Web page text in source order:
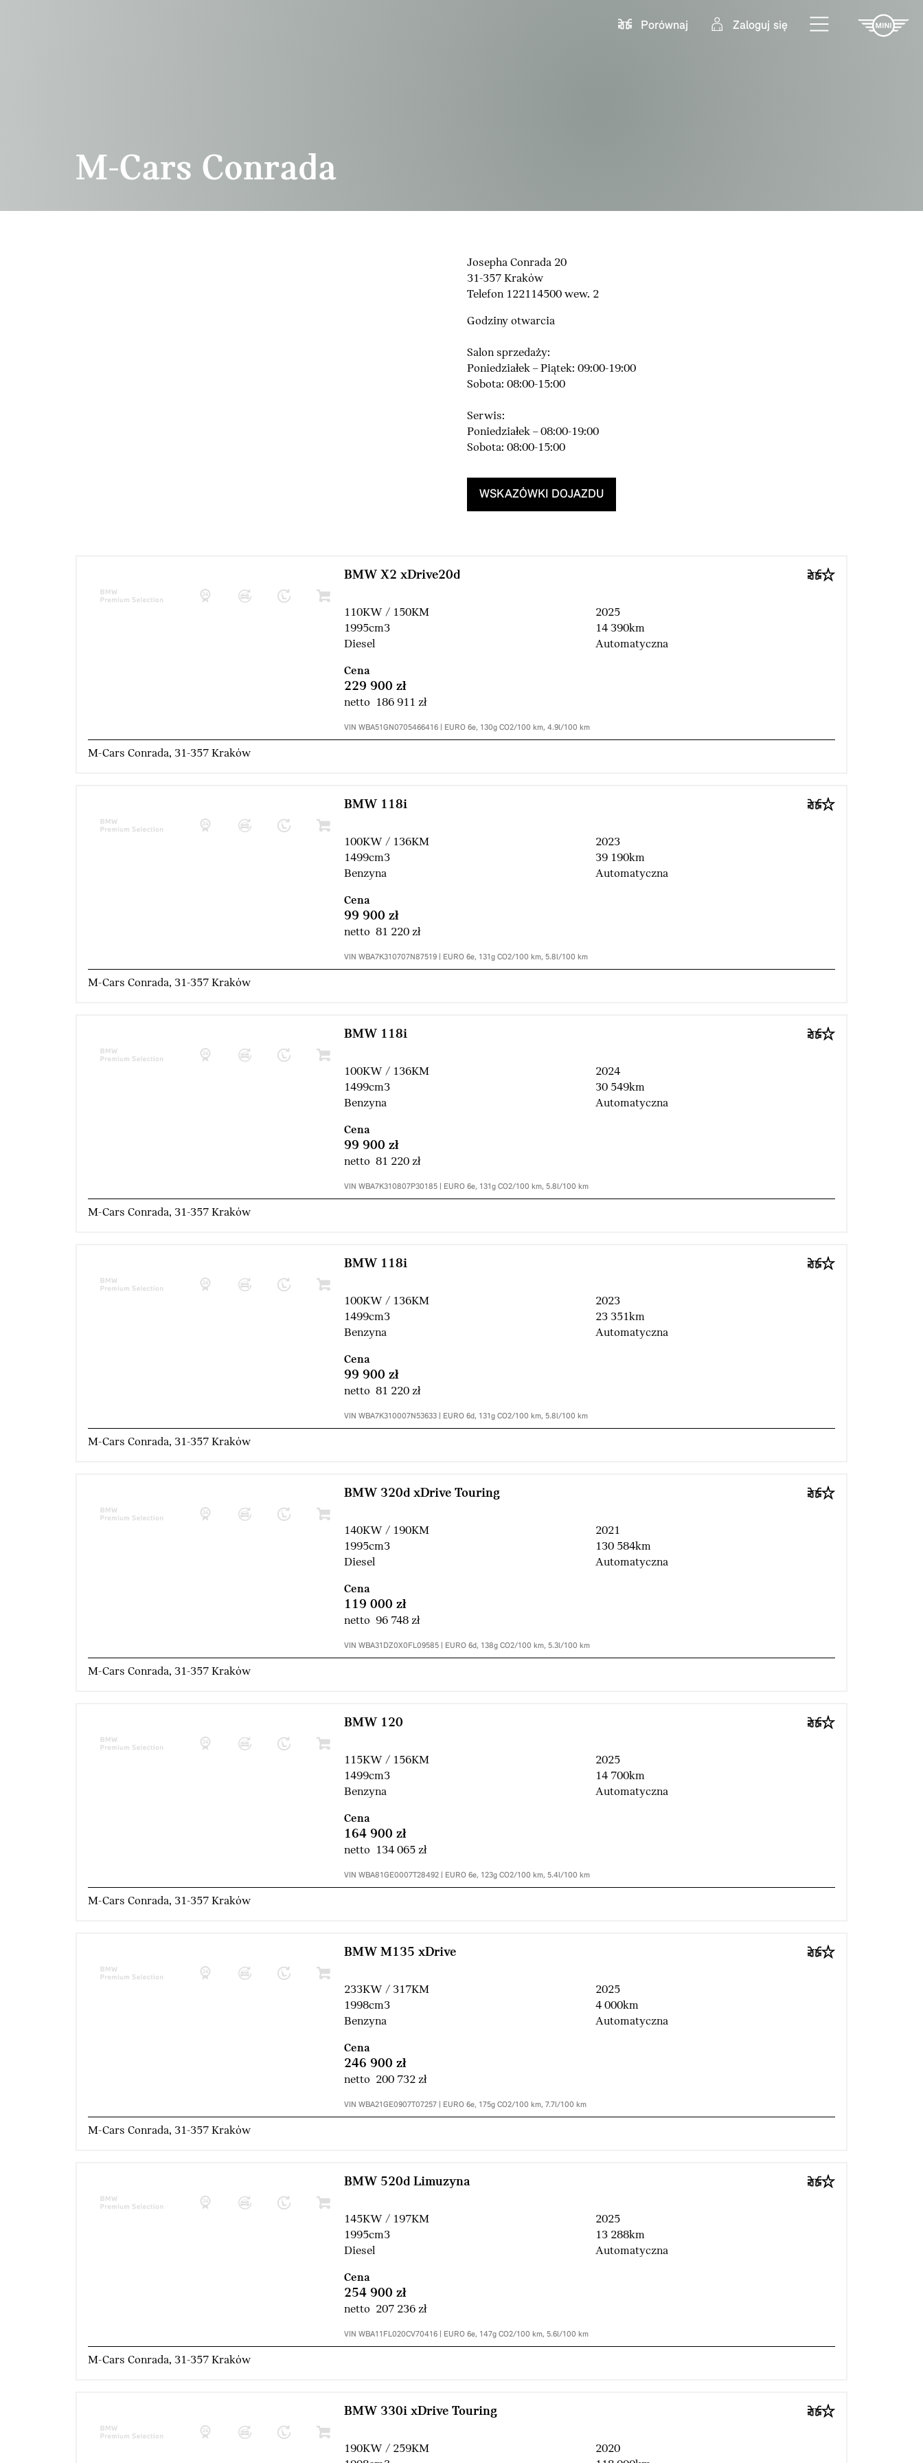
Porównaj
Zaloguj się
M-Cars Conrada
Josepha Conrada 20
31-357 Kraków
Telefon 122114500 wew. 2
Godziny otwarcia
Salon sprzedaży:
Poniedziałek – Piątek: 09:00-19:00
Sobota: 08:00-15:00
Serwis:
Poniedziałek – 08:00-19:00
Sobota: 08:00-15:00
WSKAZÓWKI DOJAZDU
BMW X2 xDrive20d
110KW / 150KM
1995cm3
Diesel
2025
14 390km
Automatyczna
Cena
229 900 zł
netto 186 911 zł
VIN WBA51GN0705466416 | EURO 6e, 130g CO2/100 km, 4.9l/100 km
M-Cars Conrada, 31-357 Kraków
BMW 118i
100KW / 136KM
1499cm3
Benzyna
2023
39 190km
Automatyczna
Cena
99 900 zł
netto 81 220 zł
VIN WBA7K310707N87519 | EURO 6e, 131g CO2/100 km, 5.8l/100 km
M-Cars Conrada, 31-357 Kraków
BMW 118i
100KW / 136KM
1499cm3
Benzyna
2024
30 549km
Automatyczna
Cena
99 900 zł
netto 81 220 zł
VIN WBA7K310807P30185 | EURO 6e, 131g CO2/100 km, 5.8l/100 km
M-Cars Conrada, 31-357 Kraków
BMW 118i
100KW / 136KM
1499cm3
Benzyna
2023
23 351km
Automatyczna
Cena
99 900 zł
netto 81 220 zł
VIN WBA7K310007N53633 | EURO 6d, 131g CO2/100 km, 5.8l/100 km
M-Cars Conrada, 31-357 Kraków
BMW 320d xDrive Touring
140KW / 190KM
1995cm3
Diesel
2021
130 584km
Automatyczna
Cena
119 000 zł
netto 96 748 zł
VIN WBA31DZ0X0FL09585 | EURO 6d, 138g CO2/100 km, 5.3l/100 km
M-Cars Conrada, 31-357 Kraków
BMW 120
115KW / 156KM
1499cm3
Benzyna
2025
14 700km
Automatyczna
Cena
164 900 zł
netto 134 065 zł
VIN WBA81GE0007T28492 | EURO 6e, 123g CO2/100 km, 5.4l/100 km
M-Cars Conrada, 31-357 Kraków
BMW M135 xDrive
233KW / 317KM
1998cm3
Benzyna
2025
4 000km
Automatyczna
Cena
246 900 zł
netto 200 732 zł
VIN WBA21GE0907T07257 | EURO 6e, 175g CO2/100 km, 7.7l/100 km
M-Cars Conrada, 31-357 Kraków
BMW 520d Limuzyna
145KW / 197KM
1995cm3
Diesel
2025
13 288km
Automatyczna
Cena
254 900 zł
netto 207 236 zł
VIN WBA11FL020CV70416 | EURO 6e, 147g CO2/100 km, 5.6l/100 km
M-Cars Conrada, 31-357 Kraków
BMW 330i xDrive Touring
190KW / 259KM
2020